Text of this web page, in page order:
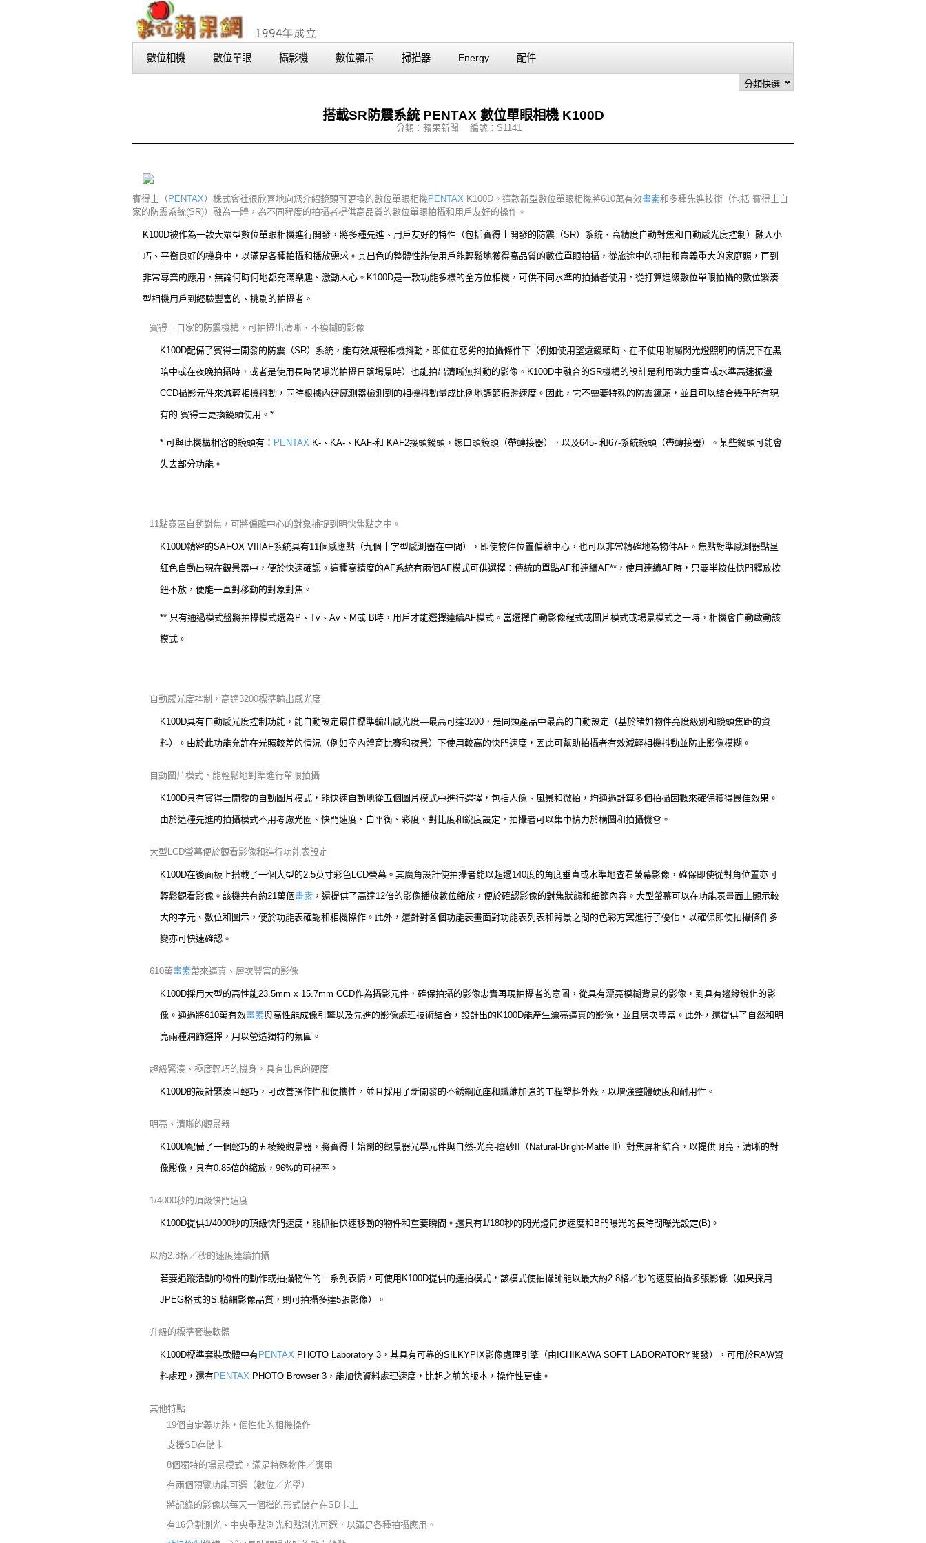
數位相機 數位單眼 攝影機 數位顯示 掃描器 Energy 配件
搭載SR防震系統 PENTAX 數位單眼相機 K100D
分類：蘋果新聞 編號：S1141
賓得士（ PENTAX）株式會社很欣喜地向您介紹鏡頭可更換的數位單眼相機 PENTAX K100D。這款新型數位單眼相機將610萬有效畫素和多種先進技術（包括 賓得士自
家的防震系統(SR)）融為一體，為不同程度的拍攝者提供高品質的數位單眼拍攝和用戶友好的操作。
K100D被作為一款大眾型數位單眼相機進行開發，將多種先進、用戶友好的特性（包括賓得士開發的防震（SR）系統、高精度自動對焦和自動感光度控制）融入小
巧、平衡良好的機身中，以滿足各種拍攝和播放需求。其出色的整體性能使用戶能輕鬆地獲得高品質的數位單眼拍攝，從旅途中的抓拍和意義重大的家庭照，再到
非常專業的應用，無論何時何地都充滿樂趣、激動人心。K100D是一款功能多樣的全方位相機，可供不同水準的拍攝者使用，從打算進級數位單眼拍攝的數位緊湊
型相機用戶到經驗豐富的、挑剔的拍攝者。
賓得士自家的防震機構，可拍攝出清晰、不模糊的影像
K100D配備了賓得士開發的防震（SR）系統，能有效減輕相機抖動，即使在惡劣的拍攝條件下（例如使用望遠鏡頭時、在不使用附屬閃光燈照明的情況下在黑
暗中或在夜晚拍攝時，或者是使用長時間曝光拍攝日落場景時）也能拍出清晰無抖動的影像。K100D中融合的SR機構的設計是利用磁力垂直或水準高速振盪
CCD攝影元件來減輕相機抖動，同時根據內建感測器檢測到的相機抖動量成比例地調節振盪速度。因此，它不需要特殊的防震鏡頭，並且可以結合幾乎所有現
有的 賓得士更換鏡頭使用。*
* 可與此機構相容的鏡頭有： PENTAX K- 、KA- 、KAF-和 KAF2接頭鏡頭，螺口頭鏡頭（帶轉接器），以及645- 和67-系統鏡頭（帶轉接器）。某些鏡頭可能會
失去部分功能。
11點寬區自動對焦，可將偏離中心的對象捕捉到明快焦點之中。
K100D精密的SAFOX VIIIAF系統具有11個感應點（九個十字型感測器在中間），即使物件位置偏離中心，也可以非常精確地為物件AF。焦點對準感測器點呈
紅色自動出現在觀景器中，便於快速確認。這種高精度的AF系統有兩個AF模式可供選擇：傳統的單點AF和連續AF**，使用連續AF時，只要半按住快門釋放按
鈕不放，便能一直對移動的對象對焦。
** 只有通過模式盤將拍攝模式選為P、Tv、Av、M或 B時，用戶才能選擇連續AF模式。當選擇自動影像程式或圖片模式或場景模式之一時，相機會自動啟動該
模式。
自動感光度控制，高達3200標準輸出感光度
K100D具有自動感光度控制功能，能自動設定最佳標準輸出感光度—最高可達3200，是同類產品中最高的自動設定（基於諸如物件亮度級別和鏡頭焦距的資
料）。由於此功能允許在光照較差的情況（例如室內體育比賽和夜景）下使用較高的快門速度，因此可幫助拍攝者有效減輕相機抖動並防止影像模糊。
自動圖片模式，能輕鬆地對準進行單眼拍攝
K100D具有賓得士開發的自動圖片模式，能快速自動地從五個圖片模式中進行選擇，包括人像、風景和微拍，均通過計算多個拍攝因數來確保獲得最佳效果。
由於這種先進的拍攝模式不用考慮光圈、快門速度、白平衡、彩度、對比度和銳度設定，拍攝者可以集中精力於構圖和拍攝機會。
大型LCD螢幕便於觀看影像和進行功能表設定
K100D在後面板上搭載了一個大型的2.5英寸彩色LCD螢幕。其廣角設計使拍攝者能以超過140度的角度垂直或水準地查看螢幕影像，確保即使從對角位置亦可
輕鬆觀看影像。該機共有約21萬個畫素 ，還提供了高達12倍的影像播放數位縮放，便於確認影像的對焦狀態和細節內容。大型螢幕可以在功能表畫面上顯示較
大的字元、數位和圖示，便於功能表確認和相機操作。此外，還針對各個功能表畫面對功能表列表和背景之間的色彩方案進行了優化，以確保即使拍攝條件多
變亦可快速確認。
610萬畫素帶來逼真、層次豐富的影像
K100D採用大型的高性能23.5mm x 15.7mm CCD作為攝影元件，確保拍攝的影像忠實再現拍攝者的意圖，從具有漂亮模糊背景的影像，到具有邊緣銳化的影
像。通過將610萬有效畫素與高性能成像引擎以及先進的影像處理技術結合，設計出的K100D能產生漂亮逼真的影像，並且層次豐富。此外，還提供了自然和明
亮兩種潤飾選擇，用以營造獨特的氛圍。
超級緊湊、極度輕巧的機身，具有出色的硬度
K100D的設計緊湊且輕巧，可改善操作性和便攜性，並且採用了新開發的不銹鋼底座和纖維加強的工程塑料外殼，以增強整體硬度和耐用性。
明亮、清晰的觀景器
K100D配備了一個輕巧的五棱鏡觀景器，將賓得士始創的觀景器光學元件與自然-光亮-磨砂II（Natural-Bright-Matte II）對焦屏相結合，以提供明亮、清晰的對
像影像，具有0.85倍的縮放，96%的可視率。
1/4000秒的頂級快門速度
K100D提供1/4000秒的頂級快門速度，能抓拍快速移動的物件和重要瞬間。還具有1/180秒的閃光燈同步速度和B門曝光的長時間曝光設定(B)。
以約2.8格／秒的速度連續拍攝
若要追蹤活動的物件的動作或拍攝物件的一系列表情，可使用K100D提供的連拍模式，該模式使拍攝師能以最大約2.8格／秒的速度拍攝多張影像（如果採用
JPEG格式的S.精細影像品質，則可拍攝多達5張影像）。
升級的標準套裝軟體
K100D標準套裝軟體中有PENTAX PHOTO Laboratory 3，其具有可靠的SILKYPIX影像處理引擎（由ICHIKAWA SOFT LABORATORY開發），可用於RAW資
料處理，還有PENTAX PHOTO Browser 3，能加快資料處理速度，比起之前的版本，操作性更佳。
其他特點
19個自定義功能，個性化的相機操作
支援SD存儲卡
8個獨特的場景模式，滿足特殊物件／應用
有兩個預覽功能可選（數位／光學）
將記錄的影像以每天一個檔的形式儲存在SD卡上
有16分割測光、中央重點測光和點測光可選，以滿足各種拍攝應用。